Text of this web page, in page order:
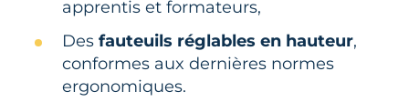
apprentis et formateurs,
Des fauteuils réglables en hauteur,
conformes aux dernières normes
ergonomiques.